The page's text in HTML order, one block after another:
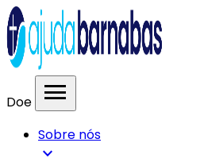
Doe menu
Sobre nós
expand_more